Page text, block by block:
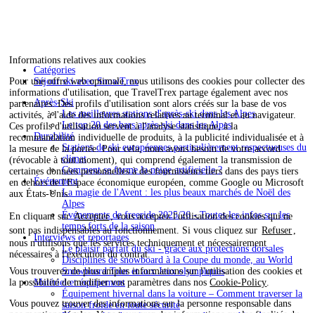
Informations relatives aux cookies
Pour une offre web optimale, nous utilisons des cookies pour collecter des
informations d'utilisation, que TravelTrex partage également avec nos
partenaires. Des profils d'utilisation sont alors créés sur la base de vos
activités, à l'aide des informations relatives au terminal et au navigateur.
Ces profils d'utilisation servent à l'analyse statistique, à la
recommandation individuelle de produits, à la publicité individualisée et à
la mesure de la portée. Pour cela, nous avons besoin de votre accord
(révocable à tout moment), qui comprend également la transmission de
certaines données personnelles à des fournisseurs tiers dans des pays tiers
en dehors de l'Espace économique européen, comme Google ou Microsoft
aux États-Unis.
En cliquant surAccepter , vous acceptez l'utilisation des cookies qui ne
sont pas indispensables au fonctionnement. Si vous cliquez sur Refuser
nous n'utilisons que les services techniquement et nécessairement
nécessaires à l'exécution du contrat.
Vous trouverez de plus amples informations sur l'utilisation des cookies et
la possibilité de modifier vos paramètres dans nosCookie-Policy.
Vous pouvez trouver des informations sur la personne responsable dans
Catégories
Séjour ski avec SnowTrex
Après-Ski
Les meilleures stations d'après-ski dans les Alpes
Le top 20 des bars après-ski dans les Alpes
Durabilité
Stations de ski européennes particulièrement respectueuses du
climat
Comment se forme la neige artificielle ?
Événement
La magie de l'Avent : les plus beaux marchés de Noël des
Alpes
Événements de freeride 2025/26 - Toutes les infos sur les
temps forts de la saison
Interviews et reportages
Le plaisir parfait du ski - grâce aux protections dorsales
Disciplines de snowboard à la Coupe du monde, au World
Snowboard Tour et aux Jeux olympiques
Matériel et équipement
Équipement hivernal dans la voiture – Comment traverser la
saison froide en toute sécurité